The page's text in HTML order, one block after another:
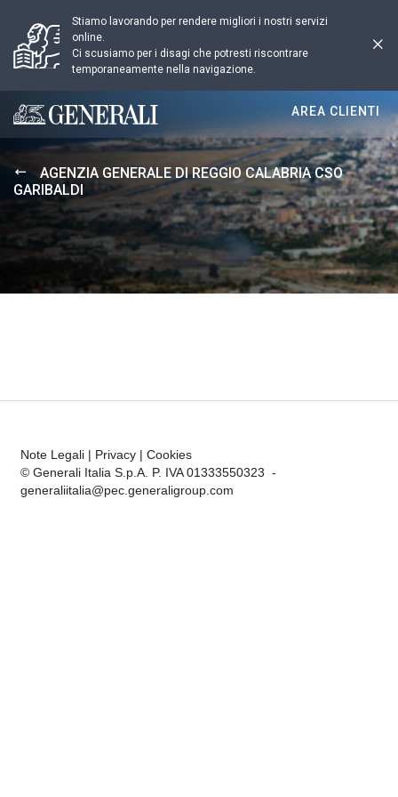
Stiamo lavorando per rendere migliori i nostri servizi
online.
Ci scusiamo per i disagi che potresti riscontrare
temporaneamente nella navigazione.
Generali logo
AREA CLIENTI
AGENZIA GENERALE DI REGGIO CALABRIA CSO
GARIBALDI
Note Legali | Privacy | Cookies
© Generali Italia S.p.A. P. IVA 01333550323 -
generaliitalia@pec.generaligroup.com